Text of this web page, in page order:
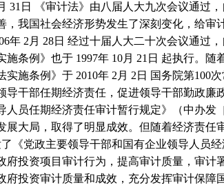
31 日 《审计法》由八届人大九次会议通过，
我国社会经济形势发生了深刻变化，给审
年 2 月 28日 经过十届人大二十次会议通过，
施条例》也于 1997年 10月 21 日 起执行。随
实施条例》于 2010年 2 月 2 日 国务院第100
干部任期经济责任，促进领导干部勤政廉
员任期经济责任审计暂行规定》（中办发
大局，取得了明显成效。但随着经济责任
《党政主要领导干部和国有企业领导人员
投资项目审计行为，提高审计质量，审计
投资审计质量和成效，充分发挥审计保障